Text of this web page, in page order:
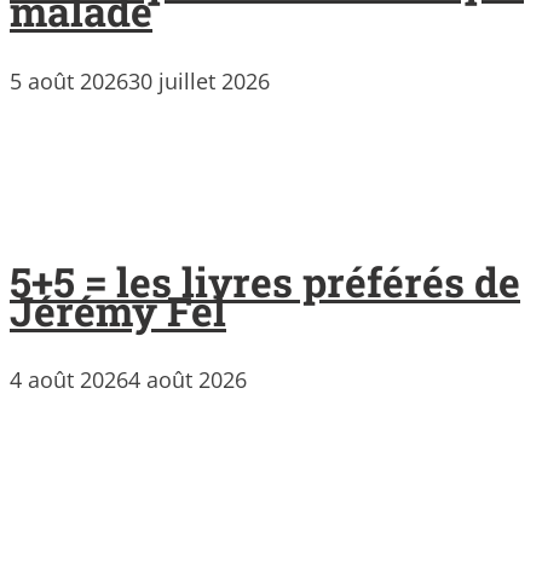
malade
5 août 202630 juillet 2026
5+5 = les livres préférés de
Jérémy Fel
4 août 20264 août 2026